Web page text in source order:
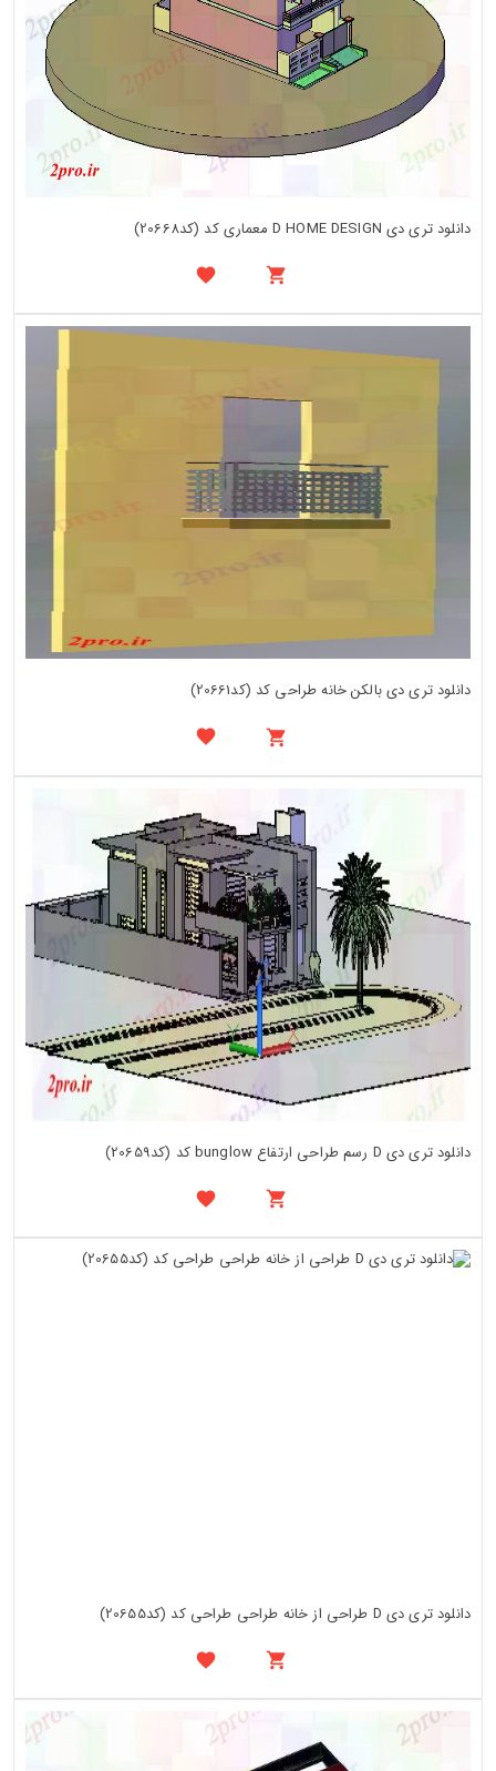
دانلود تری دی D HOME DESIGN معماری کد (کد20668)
دانلود تری دی بالکن خانه طراحی کد (کد20661)
دانلود تری دی D رسم طراحی ارتفاع bunglow کد (کد20659)
دانلود تری دی D طراحی از خانه طراحی طراحی کد (کد20655)